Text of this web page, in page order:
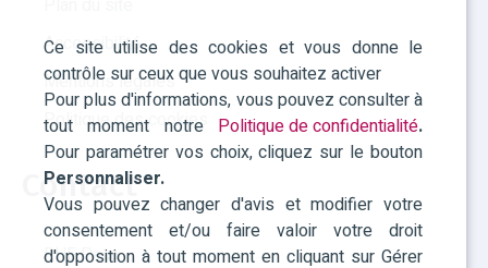
Ce site utilise des cookies et vous donne le
contrôle sur ceux que vous souhaitez activer
Pour plus d'informations, vous pouvez consulter à
tout moment notre Politique de confidentialité.
Pour paramétrer vos choix, cliquez sur le bouton
Personnaliser.
Vous pouvez changer d'avis et modifier votre
consentement et/ou faire valoir votre droit
d'opposition à tout moment en cliquant sur Gérer
Plan du site
Accessibilité
Mentions légales
Politique des cookies
Contact
RHF Paca